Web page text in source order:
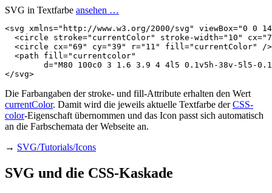
SVG in Textfarbe ansehen …
<svg xmlns="http://www.w3.org/2000/svg" viewBox="0 0
<circle
stroke="currentColor" stroke-width="10" cx=
<circle
cx="69" cy="39" r="11" fill="currentColor"
/>
<path
fill="currentcolor"
d="M80 100c0 3 1.6 3.9 4 4l5 0.1v5h-38v-5l5-
</svg>
Die Farbangaben der stroke- und fill-Attribute erhalten den Wert
currentColor. Damit wird die jeweils aktuelle Textfarbe derCSS-
color-Eigenschaft übernommen und das Icon passt sich automatisch
an die Farbschemata der Webseite an.
→ SVG/Tutorials/Icons
SVG und die CSS-Kaskade